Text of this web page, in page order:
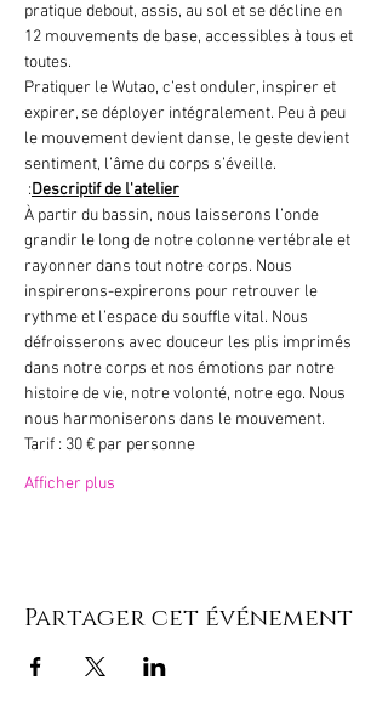
pratique debout, assis, au sol et se décline en
12 mouvements de base, accessibles à tous et
toutes.
Pratiquer le Wutao, c’est onduler, inspirer et
expirer, se déployer intégralement. Peu à peu
le mouvement devient danse, le geste devient
sentiment, l’âme du corps s’éveille.
:Descriptif de l'atelier
À partir du bassin, nous laisserons l’onde
grandir le long de notre colonne vertébrale et
rayonner dans tout notre corps. Nous
inspirerons-expirerons pour retrouver le
rythme et l’espace du souffle vital. Nous
défroisserons avec douceur les plis imprimés
dans notre corps et nos émotions par notre
histoire de vie, notre volonté, notre ego. Nous
nous harmoniserons dans le mouvement.
Tarif : 30 € par personne
Afficher plus
Partager cet événement